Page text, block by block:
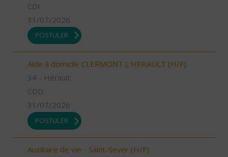
CDI
31/07/2026
POSTULER
Aide à domicile CLERMONT L'HERAULT (H/F)
34 - Hérault
CDD
31/07/2026
POSTULER
Auxiliaire de vie - Saint-Sever (H/F)